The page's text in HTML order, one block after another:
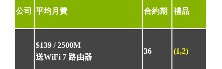
公司 平均月費 合約期 禮品
$139 /2500M
送WiFi 7 路由器
36 (1,2)